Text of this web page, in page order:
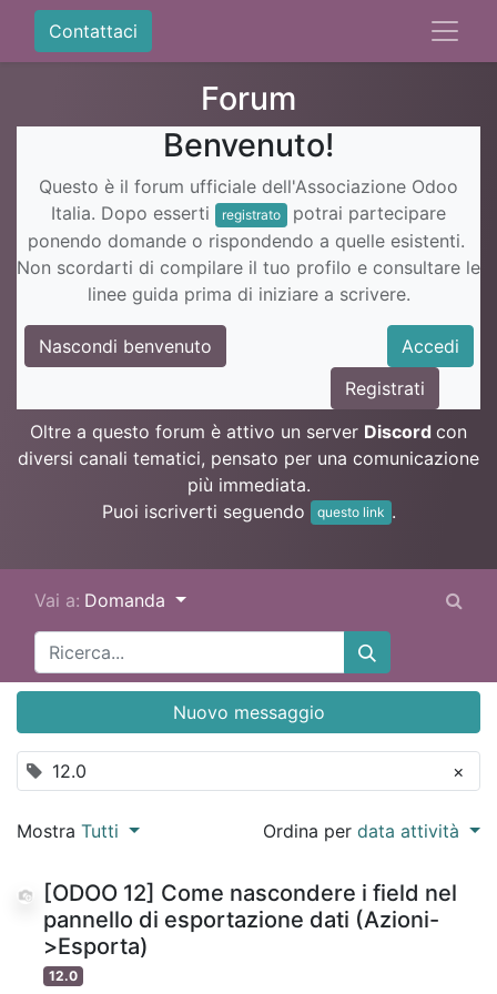
Contattaci
Forum
Benvenuto!
Questo è il forum ufficiale dell'Associazione Odoo
Italia. Dopo esserti
registrato
potrai partecipare
ponendo domande o rispondendo a quelle esistenti.
Non scordarti di compilare il tuo profilo e consultare le
linee guida prima di iniziare a scrivere.
Nascondi benvenuto
Accedi
Registrati
Oltre a questo forum è attivo un server Discord con
diversi canali tematici, pensato per una comunicazione
più immediata.
Puoi iscriverti seguendo
questo link .
Vai a: Domanda
12.0 ×
Nuovo messaggio
Mostra Tutti Ordina perdata attività
[ODOO 12] Come nascondere i field nel
pannello di esportazione dati (Azioni-
>Esporta)
12.0